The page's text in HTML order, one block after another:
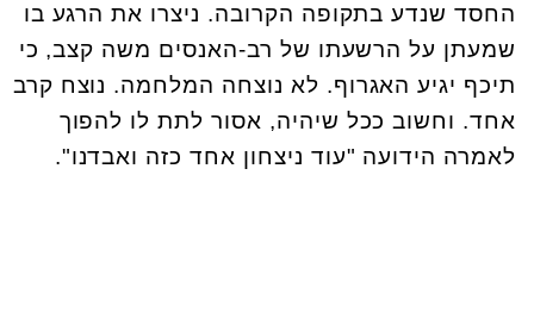
החסד שנדע בתקופה הקרובה. ניצרו את הרגע בו
שמעתן על הרשעתו של רב-האנסים משה קצב, כי
תיכף יגיע האגרוף. לא נוצחה המלחמה. נוצח קרב
אחד. וחשוב ככל שיהיה, אסור לתת לו להפוך
לאמרה הידועה "עוד ניצחון אחד כזה ואבדנו".